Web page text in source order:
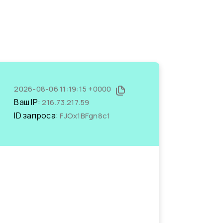
2026-08-06 11:19:15 +0000
Ваш IP:216.73.217.59
ID запроса:FJOx1BFgn8c1